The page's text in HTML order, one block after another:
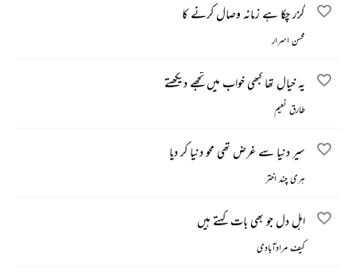
گزر چکا ہے زمانہ وصال کرنے کا
محسن اسرار
یہ خیال تھا کبھی خواب میں تجھے دیکھتے
طارق نعیم
سیر دنیا سے غرض تھی محو دنیا کر دیا
ہری چند اختر
اہل دل جو بھی بات کہتے ہیں
کیف مرادآبادی